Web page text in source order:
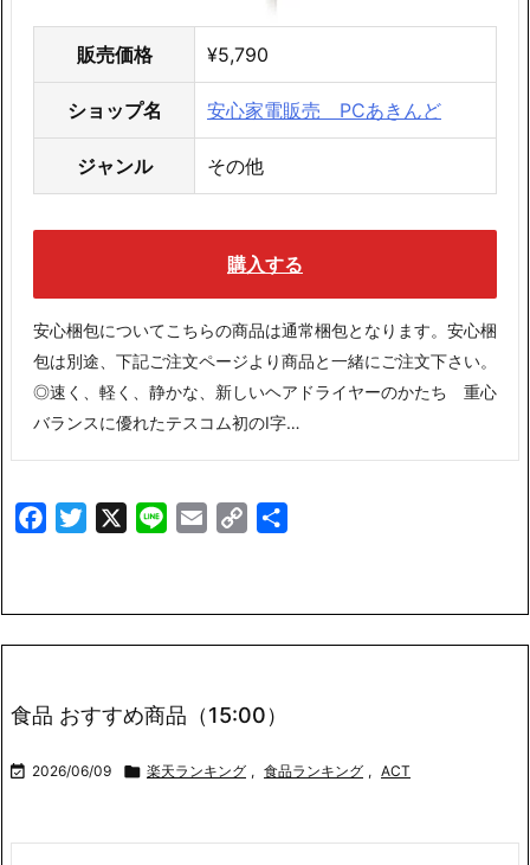
販売価格 ¥5,790
ショップ名 安心家電販売 PCあきんど
ジャンル その他
購入する
安心梱包についてこちらの商品は通常梱包となります。安心梱
包は別途、下記ご注文ページより商品と一緒にご注文下さい。
◎速く、軽く、静かな、新しいヘアドライヤーのかたち 重心
バランスに優れたテスコム初のI字…
FacebookTwitter Line Email
Copy
食品 おすすめ商品（15:00）
 2026/06/09  楽天ランキング , 食品ランキング , ACT